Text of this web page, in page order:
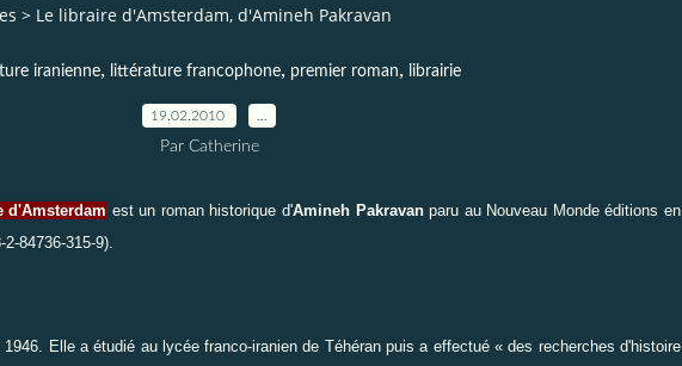
> Le libraire d'Amsterdam, d'Amineh Pakravan
iranienne, littérature francophone, premier roman, librairie
19.02.2010
Par Catherine
d'Amsterdam est un roman historique d'Amineh Pakravanparu au Nouveau Monde éditions en
84736-315-9).
Elle a étudié au lycée franco-iranien de Téhéran puis a effectué « des recherches d'histoire